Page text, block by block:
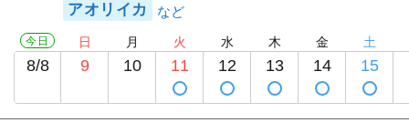
アオリイカ
今日
8/8
日
9
月
10
火
11
水
12
木
13
金
14
土
15